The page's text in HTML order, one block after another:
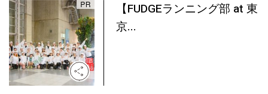
【FUDGEランニング部 at 東
京...